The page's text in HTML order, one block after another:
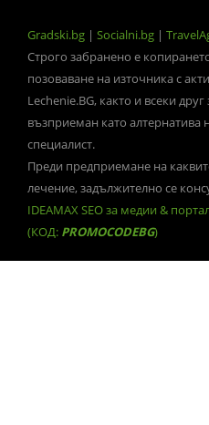
Gradski.bg | Socialni.bg |
Строго забранено е
позоваване на източника с
Lechenie.BG, както и всеки
възприеман като алтернатива
специалист.
Преди предприемане на
лечение, задължително се
IDEAMAX SEO за медии &
(КОД: PROMOCODEBG)